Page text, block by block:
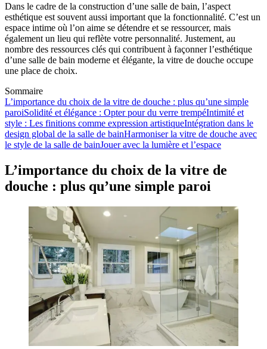
Dans le cadre de la construction d’une salle de bain, l’aspect
esthétique est souvent aussi important que la fonctionnalité. C’est un
espace intime où l’on aime se détendre et se ressourcer, mais
également un lieu qui reflète votre personnalité. Justement, au
nombre des ressources clés qui contribuent à façonner l’esthétique
d’une salle de bain moderne et élégante, la vitre de douche occupe
une place de choix.
Sommaire
L’importance du choix de la vitre de douche : plus qu’une simple
paroiSolidité et élégance : Opter pour du verre trempéIntimité et
style : Les finitions comme expression artistiqueIntégration dans le
design global de la salle de bainHarmoniser la vitre de douche avec
le style de la salle de bainJouer avec la lumière et l’espace
L’importance du choix de la vitre de
douche : plus qu’une simple paroi